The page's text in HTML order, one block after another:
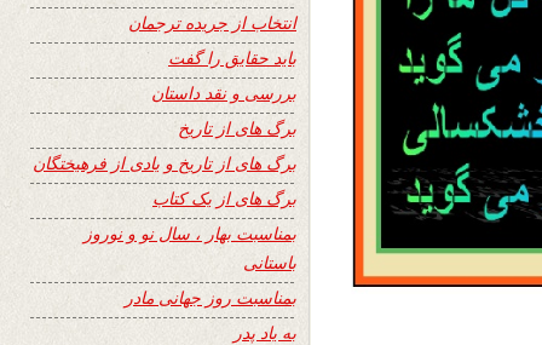
انتخاب از جریده ترجمان
باید حقایق را گفت
بررسی و نقد داستان
برگ های از تاریخ
برگ های از تاریخ و یادی از فرهیختگان
برگ های از یک کتاب
بمناسبت بهار ، سال نو و نوروز
باستانی
بمناسبت روز جهانی مادر
به یاد پدر